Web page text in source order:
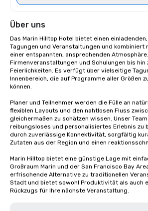
Über uns
Das Marin Hilltop Hotel bietet einen
Tagungen und Veranstaltungen und kombiniert
einer entspannten, ansprechenden
Firmenveranstaltungen und Schulungen bis
Feierlichkeiten. Es verfügt über vielseitige
Innenbereich, die auf Programme aller Größen
können.
Planer und Teilnehmer werden die Fülle an
flexiblen Layouts und den nahtlosen Fluss
gleichermaßen zu schätzen wissen. Unser
reibungsloses und personalisiertes Erlebnis zu
durch zuverlässige Konnektivität, sorgfältig
Zutaten aus der Region und einen
Marin Hilltop bietet eine günstige Lage mit
Großraum Marin und der San Francisco Bay
erfrischende Alternative zu traditionellen
Stadt und bietet sowohl Produktivität als auch
Rückzugs für Ihre nächste Veranstaltung.